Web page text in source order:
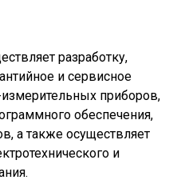
разработку,
и сервисное
приборов,
обеспечения,
а также осуществляет
и